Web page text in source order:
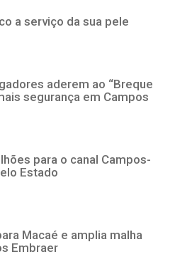
a serviço da sua pele
aderem ao “Breque
segurança em Campos
para o canal Campos-
Estado
Macaé e amplia malha
Embraer